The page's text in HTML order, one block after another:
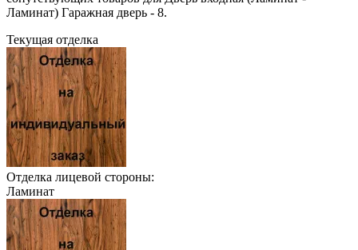
Ламинат) Гаражная дверь - 8.
Текущая отделка
Отделка лицевой стороны:
Ламинат